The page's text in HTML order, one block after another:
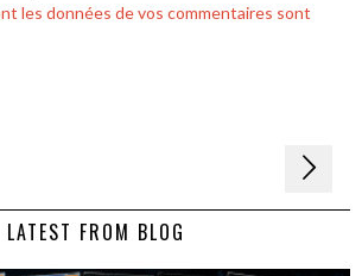
les données de vos commentaires sont
LATEST FROM BLOG